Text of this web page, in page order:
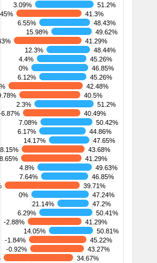
3.09%
3.09%
6.55%
6.55%
15.98%
15.98%
12.3%
12.3%
4.4%
4.4%
0%
0%
6.12%
6.12%
2.3%
2.3%
6.87%
6.87%
7.08%
7.08%
6.17%
6.17%
14.17%
14.17%
4.8%
4.8%
7.64%
7.64%
0%
0%
21.14%
21.14%
6.29%
6.29%
-2.88%
-2.88%
14.05%
14.05%
-1.84%
-1.84%
-0.92%
-0.92%
51.2%
51.2%
41.3%
41.3%
48.43%
48.43%
49.62%
49.62%
41.29%
41.29%
48.44%
48.44%
45.26%
45.26%
46.85%
46.85%
45.26%
45.26%
42.48%
42.48%
40.5%
40.5%
51.2%
51.2%
40.49%
40.49%
50.42%
50.42%
44.86%
44.86%
47.65%
47.65%
43.68%
43.68%
41.29%
41.29%
49.63%
49.63%
46.85%
46.85%
39.71%
39.71%
47.24%
47.24%
47.2%
47.2%
50.41%
50.41%
41.29%
41.29%
50.81%
50.81%
45.22%
45.22%
43.27%
43.27%
34.67%
34.67%